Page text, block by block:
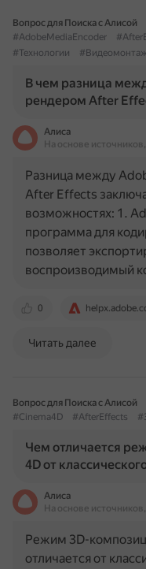
Вопрос для Поиска с Алисой
#AdobeMediaEncoder
#Технологии
В чем разница
рендером After
Алиса
На основе
0
Разница между
After Effects
возможностях: 1.
программа для
позволяет
воспроизводимый
Читать далее
Вопрос для Поиска с Алисой
#Cinema4D
#AfterEffects
Чем отличается
4D от
Алиса
На основе
Режим 3D-
отличается от